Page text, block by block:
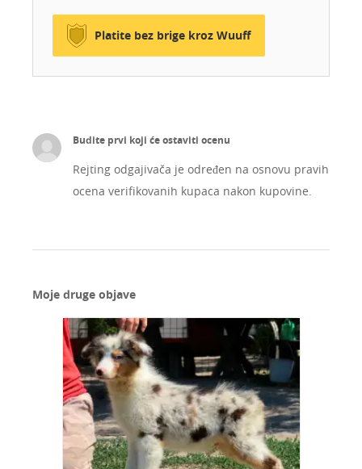
Platite bez brige kroz Wuuff
Budite prvi koji će ostaviti ocenu
Rejting odgajivača je određen na osnovu pravih
ocena verifikovanih kupaca nakon kupovine.
Moje druge objave